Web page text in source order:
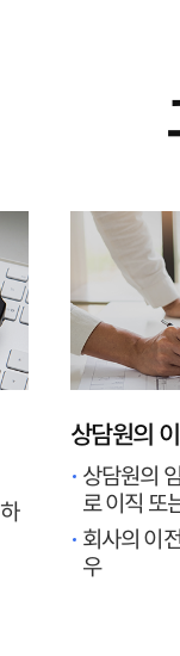
상담원의
상담원의
로 이직 또
회사의 이
우